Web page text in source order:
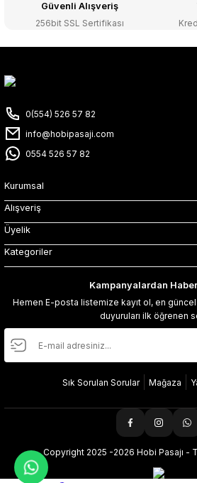
Güvenli Alışveriş
256bit SSL Sertifikası
0(554) 526 57 82
info@hobipasaji.com
0554 526 57 82
Kurumsal
Alışveriş
Üyelik
Kategoriler
Kampanyalardan
Hemen E-posta listemize kayıt ol, en
duyuruları ilk öğrenen
Sık Sorulan Sorular Mağaza
Copyright 2025 -2026 Hobi Pasajı -